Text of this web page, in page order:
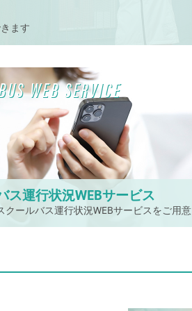
ます
ス運行状況WEBサービス
クールバス運行状況WEBサービスをご用意
WEB SERVICE